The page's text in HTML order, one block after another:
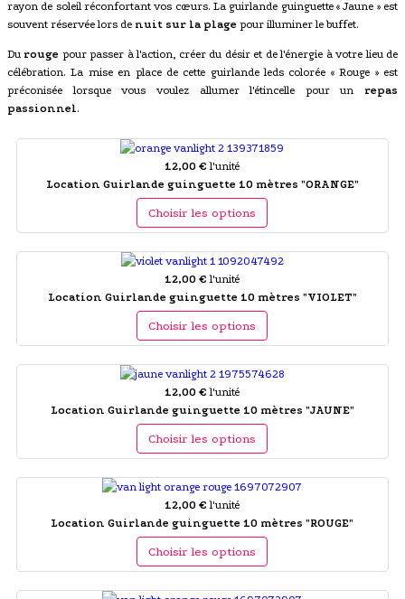
rayon de soleil réconfortant vos cœurs. La guirlande guinguette « Jaune » est
souvent réservée lors de nuit sur la plage pour illuminer le buffet.
Du rouge pour passer à l'action, créer du désir et de l'énergie à votre lieu de
célébration. La mise en place de cette guirlande leds colorée « Rouge » est
préconisée lorsque vous voulez allumer l'étincelle pour un repas
passionnel.
12,00 € l'unité
Location Guirlande guinguette 10 mètres "ORANGE"
Choisir les options
12,00 € l'unité
Location Guirlande guinguette 10 mètres "VIOLET"
Choisir les options
12,00 € l'unité
Location Guirlande guinguette 10 mètres "JAUNE"
Choisir les options
12,00 € l'unité
Location Guirlande guinguette 10 mètres "ROUGE"
Choisir les options